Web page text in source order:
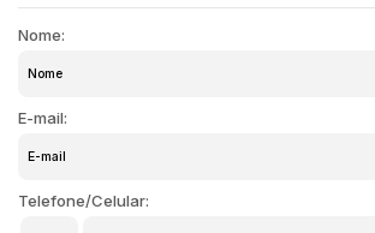
Nome:
E-mail:
Telefone/Celular: